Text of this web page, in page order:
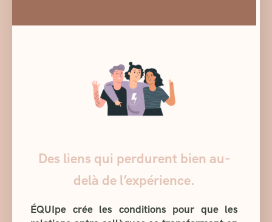
Des liens qui perdurent bien au-
delà de l’expérience.
ÉQUIpe crée les conditions pour que les